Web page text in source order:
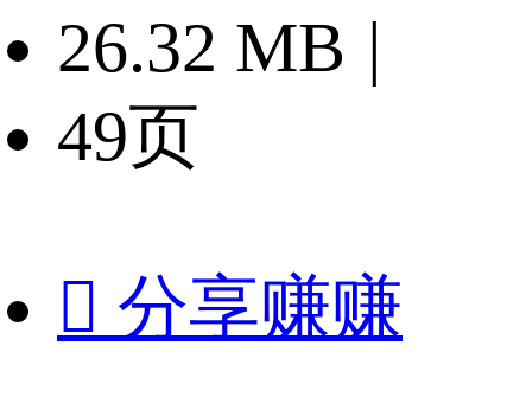
26.32 MB |
49页
 分享赚赚